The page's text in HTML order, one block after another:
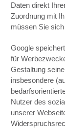
Daten direkt
Zuordnung mit
müssen Sie
Google
für
Gestaltung
insbesondere
Nutzer des
unserer